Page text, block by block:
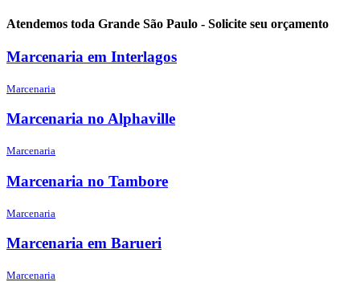
Atendemos toda Grande São Paulo - Solicite seu orçamento
Marcenaria em Interlagos
Marcenaria
Marcenaria no Alphaville
Marcenaria
Marcenaria no Tambore
Marcenaria
Marcenaria em Barueri
Marcenaria